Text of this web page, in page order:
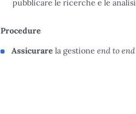
pubblicare le ricerche e le
Procedure
Assicurare la gestione end to end